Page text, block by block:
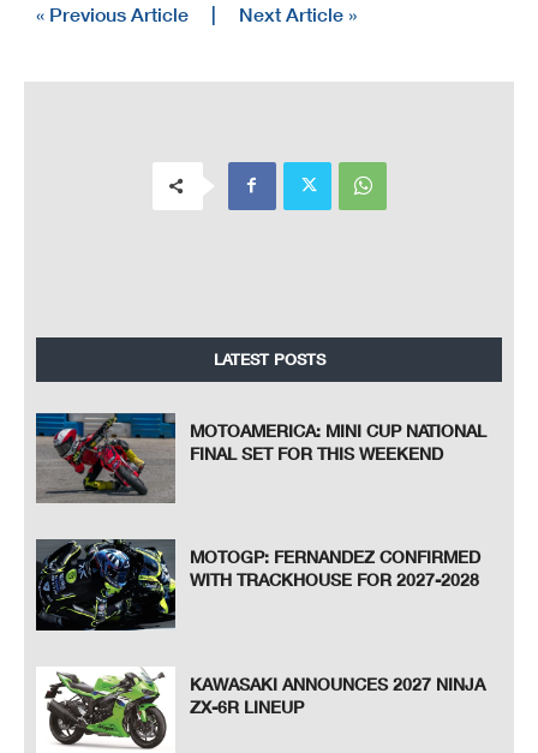
« Previous Article | Next Article »
LATEST POSTS
MOTOAMERICA: MINI CUP NATIONAL
FINAL SET FOR THIS WEEKEND
MOTOGP: FERNANDEZ CONFIRMED
WITH TRACKHOUSE FOR 2027-2028
KAWASAKI ANNOUNCES 2027 NINJA
ZX-6R LINEUP